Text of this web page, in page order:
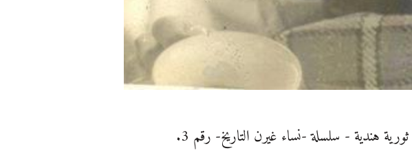
هندية - سلسلة -نساء غيرن التاريخ- رقم 3.